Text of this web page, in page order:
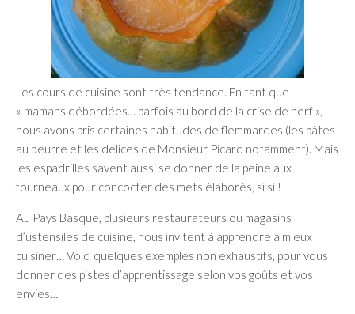
Les cours de cuisine sont très tendance. En tant que
« mamans débordées… parfois au bord de la crise de nerf »,
nous avons pris certaines habitudes de flemmardes (les pâtes
au beurre et les délices de Monsieur Picard notamment). Mais
les espadrilles savent aussi se donner de la peine aux
fourneaux pour concocter des mets élaborés, si si !
Au Pays Basque, plusieurs restaurateurs ou magasins
d’ustensiles de cuisine, nous invitent à apprendre à mieux
cuisiner… Voici quelques exemples non exhaustifs, pour vous
donner des pistes d’apprentissage selon vos goûts et vos
envies…